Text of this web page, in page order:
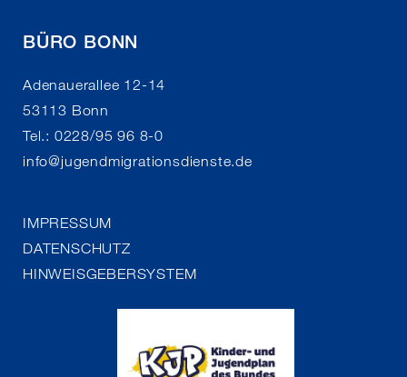
BÜRO BONN
Adenauerallee 12-14
53113 Bonn
Tel.: 0228/95 96 8-0
info@jugendmigrationsdienste.de
IMPRESSUM
DATENSCHUTZ
HINWEISGEBERSYSTEM